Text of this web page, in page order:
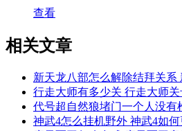
查看
相关文章
新天龙八部怎么解除结拜关
行走大师有多少关 行走大师
代号超自然狼堵门一个人没
神武4怎么挂机野外 神武4如